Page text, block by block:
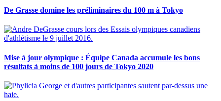
De Grasse domine les préliminaires du 100 m à Tokyo
Mise à jour olympique : Équipe Canada accumule les bons
résultats à moins de 100 jours de Tokyo 2020